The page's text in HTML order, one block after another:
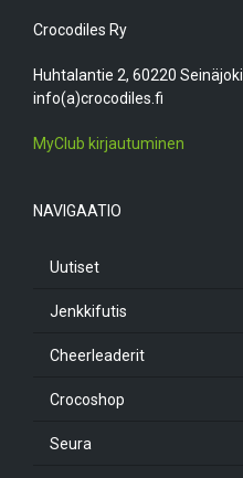
Crocodiles Ry
Huhtalantie 2, 60220 Seinäjoki
info(a)crocodiles.fi
MyClub kirjautuminen
NAVIGAATIO
Uutiset
Jenkkifutis
Cheerleaderit
Crocoshop
Seura